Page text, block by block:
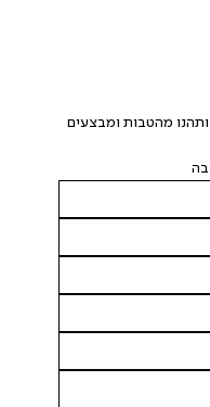
הצטרפו חינם למועדון הלקוחות שלנו ותהנו מהטבות ומבצעים